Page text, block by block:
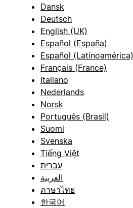
Dansk
Deutsch
English (UK)
Español (España)
Español (Latinoamérica)
Français (France)
Italiano
Nederlands
Norsk
Português (Brasil)
Suomi
Svenska
Tiếng Việt
עברית
العربية
ภาษาไทย
한국어